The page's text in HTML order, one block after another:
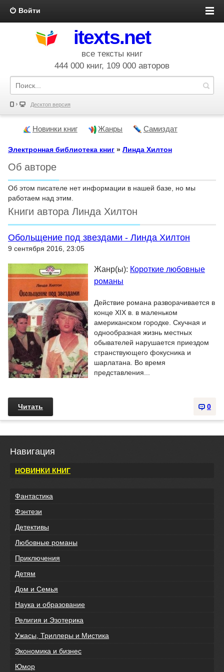
Войти
itexts.net
все тексты книг
444 000 книг, 109 000 авторов
Десктоп версия
Новинки книг Жанры Самиздат
Электронная библиотека книг » Линда Хилтон
Об авторе
Об этом писателе нет информации в нашей базе, но мы
работаем над этим.
Книги автора Линда Хилтон
Обольщение под звездами - Линда Хилтон
9 сентября 2016, 23:05
Жанр(ы): Короткие любовные
романы
Действие романа разворачивается в
конце XIX в. в маленьком
американском городке. Скучная и
однообразная жизнь местных
обывателей нарушается приездом
странствующего фокусника и
шарлатана. Во время
представления...
0
Читать
Навигация
НОВИНКИ КНИГ
Фантастика
Фэнтези
Детективы
Любовные романы
Приключения
Детям
Дом и Семья
Наука и образование
Религия и Эзотерика
Ужасы, Триллеры и Мистика
Экономика и бизнес
Юмор